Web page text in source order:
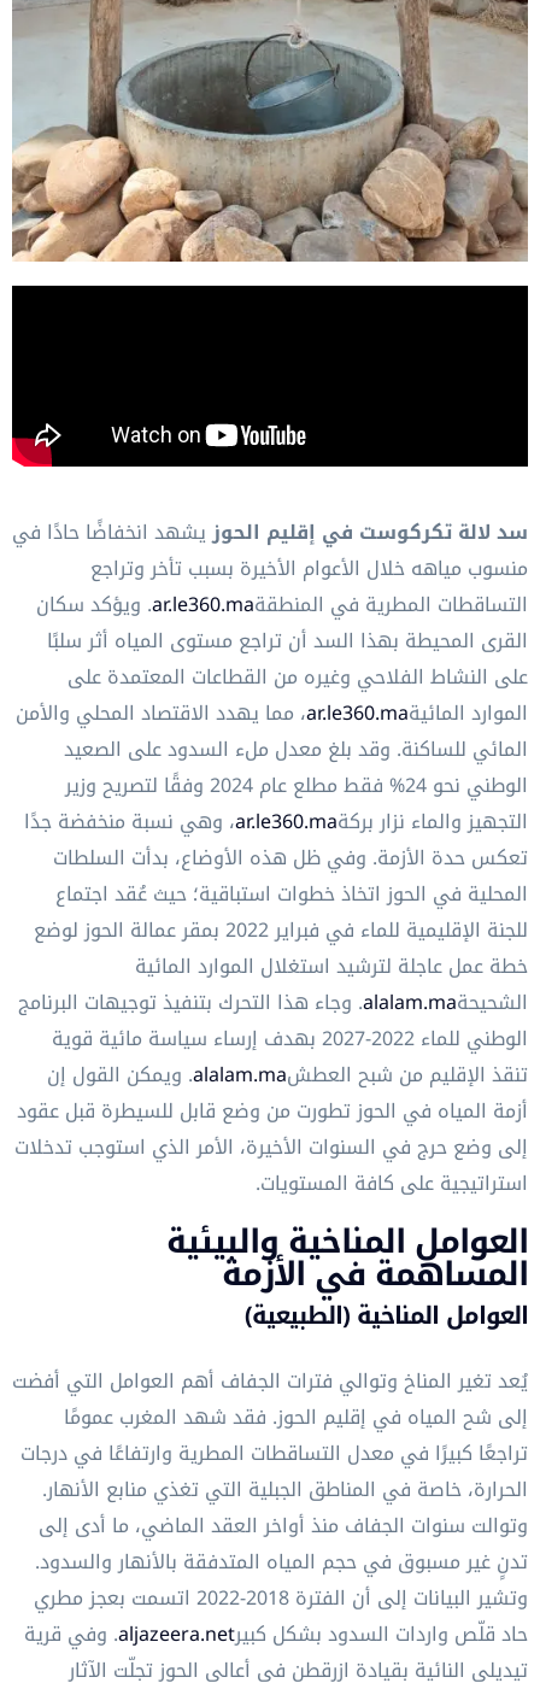
سد لالة تكركوست في إقليم الحوزيشهد انخفاضًا حادًا في
منسوب مياهه خلال الأعوام الأخيرة بسبب تأخر وتراجع
التساقطات المطرية في المنطقةar.le360.ma. ويؤكد سكان
القرى المحيطة بهذا السد أن تراجع مستوى المياه أثر سلبًا
على النشاط الفلاحي وغيره من القطاعات المعتمدة على
الموارد المائيةar.le360.ma، مما يهدد الاقتصاد المحلي والأمن
المائي للساكنة. وقد بلغ معدل ملء السدود على الصعيد
الوطني نحو 24% فقط مطلع عام 2024 وفقًا لتصريح وزير
التجهيز والماء نزار بركةar.le360.ma، وهي نسبة منخفضة جدًا
تعكس حدة الأزمة. وفي ظل هذه الأوضاع، بدأت السلطات
المحلية في الحوز اتخاذ خطوات استباقية؛ حيث عُقد اجتماع
للجنة الإقليمية للماء في فبراير 2022 بمقر عمالة الحوز لوضع
خطة عمل عاجلة لترشيد استغلال الموارد المائية
الشحيحةalalam.ma. وجاء هذا التحرك بتنفيذ توجيهات البرنامج
الوطني للماء 2022-2027 بهدف إرساء سياسة مائية قوية
تنقذ الإقليم من شبح العطشalalam.ma. ويمكن القول إن
أزمة المياه في الحوز تطورت من وضع قابل للسيطرة قبل عقود
إلى وضع حرج في السنوات الأخيرة، الأمر الذي استوجب تدخلات
استراتيجية على كافة المستويات.
العوامل المناخية والبيئية
المساهمة في الأزمة
العوامل المناخية (الطبيعية)
يُعد تغير المناخ وتوالي فترات الجفاف أهم العوامل التي أفضت
إلى شح المياه في إقليم الحوز. فقد شهد المغرب عمومًا
تراجعًا كبيرًا في معدل التساقطات المطرية وارتفاعًا في درجات
الحرارة، خاصة في المناطق الجبلية التي تغذي منابع الأنهار.
وتوالت سنوات الجفاف منذ أواخر العقد الماضي، ما أدى إلى
تدنٍ غير مسبوق في حجم المياه المتدفقة بالأنهار والسدود.
وتشير البيانات إلى أن الفترة 2018-2022 اتسمت بعجز مطري
حاد قلّص واردات السدود بشكل كبيرaljazeera.net. وفي قرية
تيديلي النائية بقيادة ازرقطن في أعالي الحوز تجلّت الآثار